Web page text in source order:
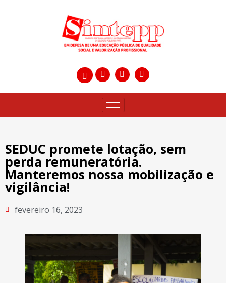
SEDUC promete lotação, sem
perda remuneratória.
Manteremos nossa mobilização e
vigilância!
fevereiro 16, 2023